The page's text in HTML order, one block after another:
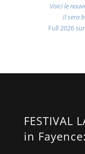
Voici le
Il sera
Full 2026
FESTIVAL
in